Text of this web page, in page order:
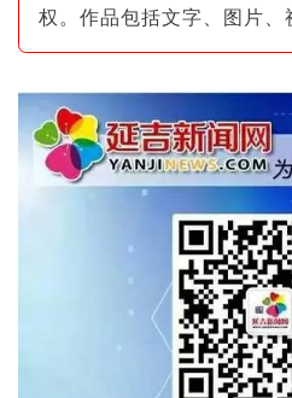
权。作品包括文字、图片